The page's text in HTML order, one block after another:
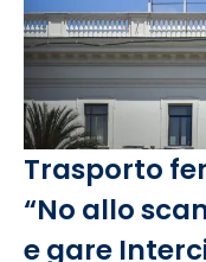
Trasporto
“No allo
e gare